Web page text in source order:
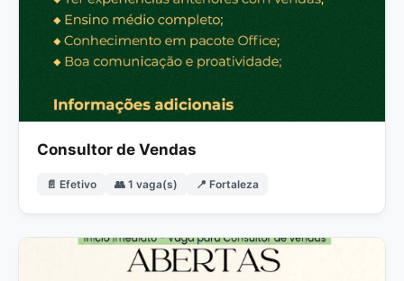
Consultor de Vendas
📄 Efetivo 👥 1 vaga(s) 📍 Fortaleza